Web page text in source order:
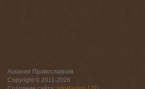
Аскания Православная
Copyright © 2011-2026